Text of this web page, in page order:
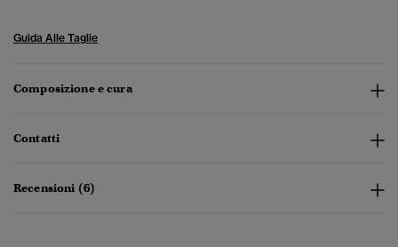
Guida Alle Taglie
Composizione e cura
Contatti
Recensioni (6)